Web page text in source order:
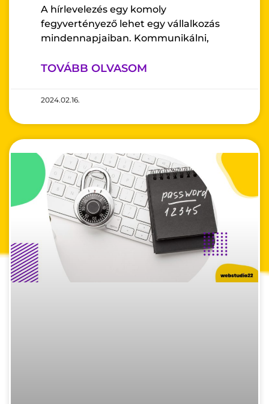
A hírlevelezés egy komoly
fegyvertényező lehet egy vállalkozás
mindennapjaiban. Kommunikálni,
TOVÁBB OLVASOM
2024.02.16.